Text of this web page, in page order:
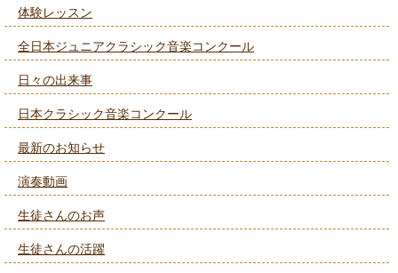
体験レッスン
全日本ジュニアクラシック音楽コンクール
日々の出来事
日本クラシック音楽コンクール
最新のお知らせ
演奏動画
生徒さんのお声
生徒さんの活躍